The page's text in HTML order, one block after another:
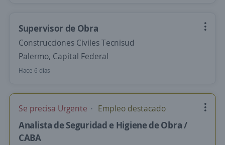
Supervisor de Obra
Construcciones Civiles Tecnisud
Palermo, Capital Federal
Hace 6 días
Se precisa Urgente Empleo destacado
Analista de Seguridad e Higiene de Obra /
CABA